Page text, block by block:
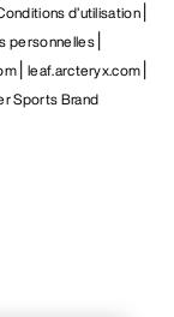
d’utilisation
personnelles
leaf.arcteryx.com
Sports Brand